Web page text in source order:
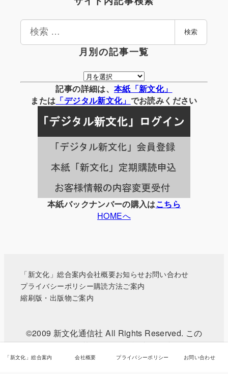
検
検索
月別の記事一覧
月
別
の
事
一
覧
記事の詳細は、 本紙「新文化」
または 「デジタル新文化」 でお読みください
本紙バックナンバーの購入はこちら
HOMEへ
「新文化」総合案内会社概要お知らせお問い合わせ
プライバシーポリシー購読方法ご案内
縮刷版・出版物ご案内
©2009 新文化通信社 All Rights Reserved. この
WEBサイトに掲載されている記事・写真などの無
断転載を禁じます。
「新文化」総合案内 会社概要 プライバシーポリシー お問い合わせ